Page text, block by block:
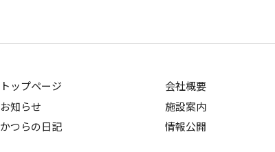
トップページ
お知らせ
かつらの日記
会社概要
施設案内
情報公開